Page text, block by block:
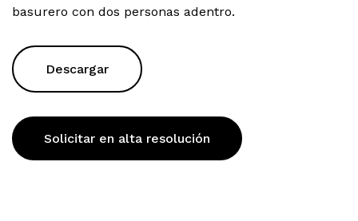
basurero con dos personas adentro.
Descargar
Solicitar en alta resolución